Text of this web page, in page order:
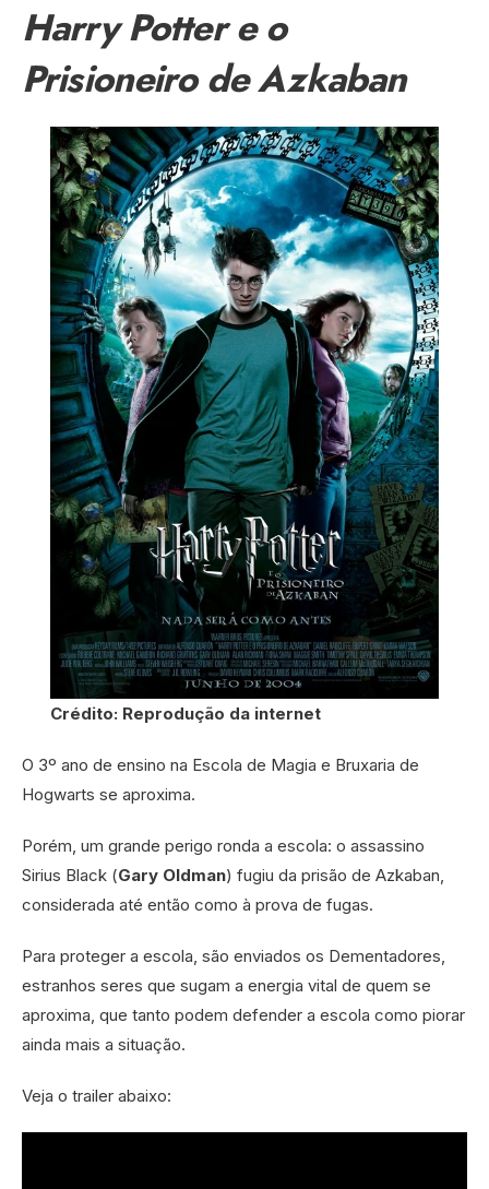
Harry Potter e o
Prisioneiro de Azkaban
Crédito: Reprodução da internet
O 3º ano de ensino na Escola de Magia e Bruxaria de
Hogwarts se aproxima.
Porém, um grande perigo ronda a escola: o assassino
Sirius Black (Gary Oldman) fugiu da prisão de Azkaban,
considerada até então como à prova de fugas.
Para proteger a escola, são enviados os Dementadores,
estranhos seres que sugam a energia vital de quem se
aproxima, que tanto podem defender a escola como piorar
ainda mais a situação.
Veja o trailer abaixo: